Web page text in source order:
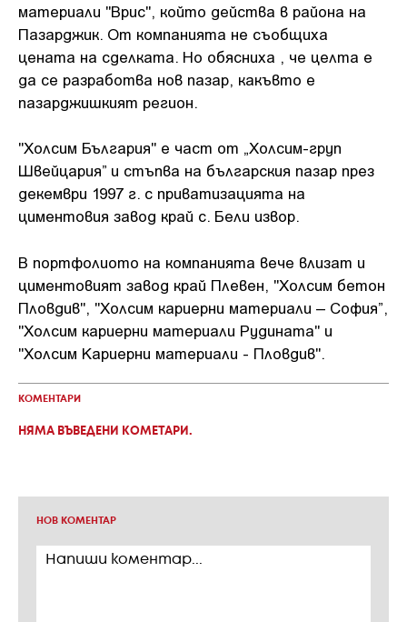
материали "Врис", който действа в района на
Пазарджик. От компанията не съобщиха
цената на сделката. Но обясниха , че целта е
да се разработва нов пазар, какъвто е
пазарджишкият регион.
"Холсим България" е част от „Холсим-груп
Швейцария” и стъпва на българския пазар през
декември 1997 г. с приватизацията на
циментовия завод край с. Бели извор.
В портфолиото на компанията вече влизат и
циментовият завод край Плевен, "Холсим бетон
Пловдив", "Холсим кариерни материали – София”,
"Холсим кариерни материали Рудината" и
"Холсим Кариерни материали - Пловдив".
КОМЕНТАРИ
НЯМА ВЪВЕДЕНИ КОМЕТАРИ.
НОВ КОМЕНТАР